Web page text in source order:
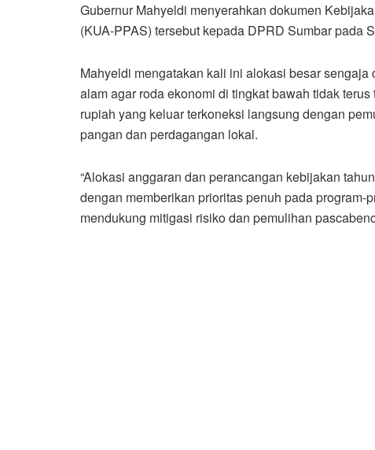
Gubernur Mahyeldi menyerahkan dokumen
(KUA-PPAS) tersebut kepada DPRD Sumbar pada
Mahyeldi mengatakan kali ini alokasi besar
alam agar roda ekonomi di tingkat bawah tidak
rupiah yang keluar terkoneksi langsung dengan
pangan dan perdagangan lokal.
“Alokasi anggaran dan perancangan kebijakan
dengan memberikan prioritas penuh pada
mendukung mitigasi risiko dan pemulihan